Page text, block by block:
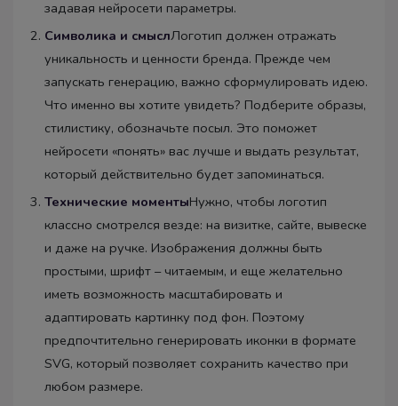
задавая нейросети параметры.
Символика и смыслЛоготип должен отражать
уникальность и ценности бренда. Прежде чем
запускать генерацию, важно сформулировать идею.
Что именно вы хотите увидеть? Подберите образы,
стилистику, обозначьте посыл. Это поможет
нейросети «понять» вас лучше и выдать результат,
который действительно будет запоминаться.
Технические моментыНужно, чтобы логотип
классно смотрелся везде: на визитке, сайте, вывеске
и даже на ручке. Изображения должны быть
простыми, шрифт – читаемым, и еще желательно
иметь возможность масштабировать и
адаптировать картинку под фон. Поэтому
предпочтительно генерировать иконки в формате
SVG, который позволяет сохранить качество при
любом размере.